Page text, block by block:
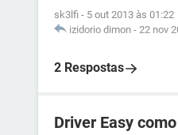
sk3lfi - 5 out 2013 às 01:22
izidorio dimon - 22 nov
2 Respostas
Driver Easy